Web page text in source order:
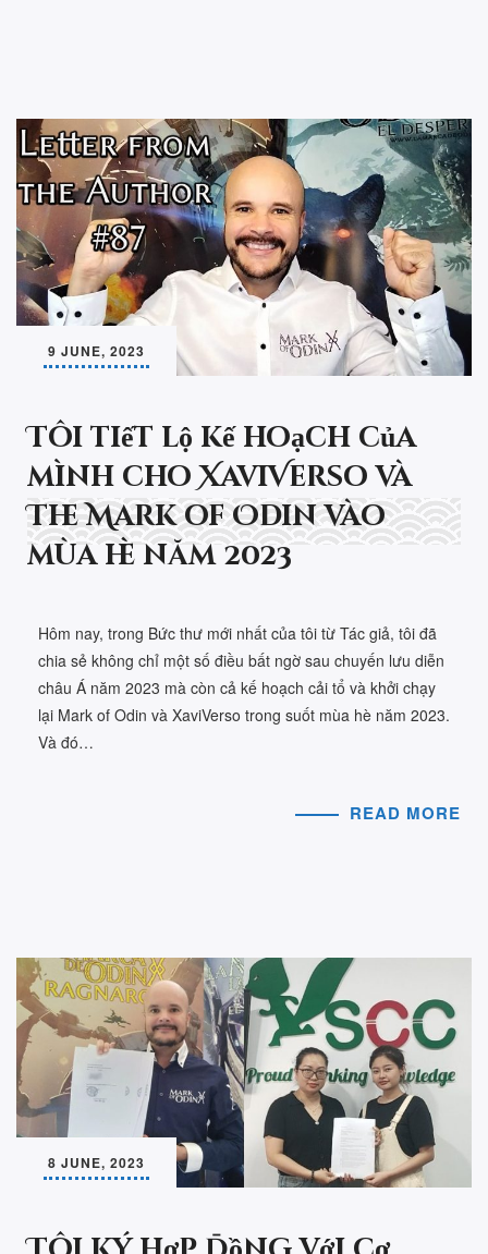
9 JUNE, 2023
Tôi tiết lộ kế hoạch của
mình cho XaviVerso và
The Mark of Odin vào
mùa hè năm 2023
Hôm nay, trong Bức thư mới nhất của tôi từ Tác giả, tôi đã
chia sẻ không chỉ một số điều bất ngờ sau chuyến lưu diễn
châu Á năm 2023 mà còn cả kế hoạch cải tổ và khởi chạy
lại Mark of Odin và XaviVerso trong suốt mùa hè năm 2023.
Và đó…
READ MORE
8 JUNE, 2023